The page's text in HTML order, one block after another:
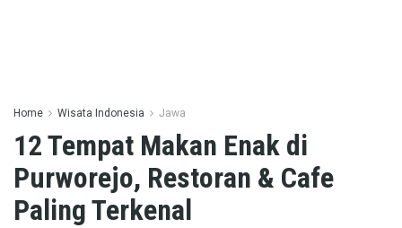
Home Wisata Indonesia Jawa
12 Tempat Makan Enak di
Purworejo, Restoran & Cafe
Paling Terkenal